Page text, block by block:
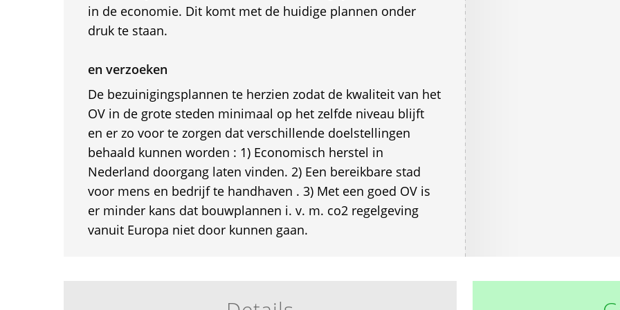
in de economie. Dit komt met de huidige plannen onder
druk te staan.
en verzoeken
De bezuinigingsplannen te herzien zodat de kwaliteit van het
OV in de grote steden minimaal op het zelfde niveau blijft
en er zo voor te zorgen dat verschillende doelstellingen
behaald kunnen worden : 1) Economisch herstel in
Nederland doorgang laten vinden. 2) Een bereikbare stad
voor mens en bedrijf te handhaven . 3) Met een goed OV is
er minder kans dat bouwplannen i. v. m. co2 regelgeving
vanuit Europa niet door kunnen gaan.